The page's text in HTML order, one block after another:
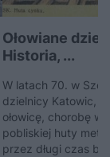
Ołowiane
Historia, ...
W latach 70. w
dzielnicy Katowic,
ołowicę, chorobę
pobliskiej huty
przez długi czas